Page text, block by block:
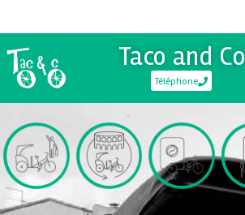
Taco and Co
Téléphone